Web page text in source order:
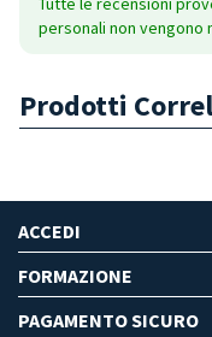
personali non vengono
Prodotti
ACCEDI
FORMAZIONE
PAGAMENTO SICURO